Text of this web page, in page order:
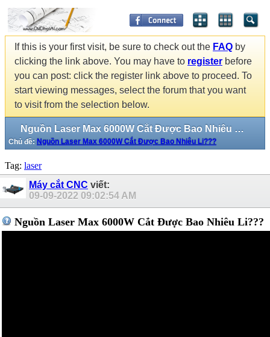
If this is your first visit, be sure to check out the FAQ by
clicking the link above. You may have to register before
you can post: click the register link above to proceed. To
start viewing messages, select the forum that you want
to visit from the selection below.
Nguồn Laser Max 6000W Cắt Được Bao Nhiêu Li???
Chủ đề: Nguồn Laser Max 6000W Cắt Được Bao Nhiêu Li???
Tag: laser
Máy cắt CNC viết:
09-09-2022 09:02:54 AM
Nguồn Laser Max 6000W Cắt Được Bao Nhiêu Li???